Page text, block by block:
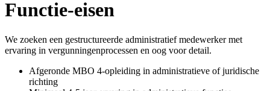
Functie-eisen
We zoeken een gestructureerde administratief medewerker met
ervaring in vergunningenprocessen en oog voor detail.
Afgeronde MBO 4-opleiding in administratieve of juridische
richting